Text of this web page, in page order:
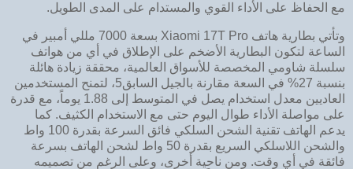
مع الحفاظ على الأداء القوي والمستدام على المدى الطويل.
وتأتي بطارية هاتف Xiaomi 17T Pro بسعة 7000 مللي أمبير في
الساعة لتكون البطارية الأضخم على الإطلاق في أي من هواتف
سلسلة شاومي المخصصة للأسواق العالمية، محققة زيادة هائلة
بنسبة 27% في السعة مقارنة بالجيل السابق5، لتمنح المستخدمين
العاديين معدل استخدام يصل في المتوسط إلى 1.88 يوماً، مع قدرة
على مواصلة الأداء طوال اليوم حتى مع الاستخدام الكثيف. كما
يدعم الهاتف تقنية الشحن السلكي فائق السرعة بقدرة 100 واط
والشحن اللاسلكي السريع بقدرة 50 واط لشحن الهاتف بسرعة
فائقة في أي وقت. ومن ناحية أخرى، وعلى الرغم من تصميمه